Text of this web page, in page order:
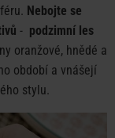
Nebojte se
- podzimní les
oranžové, hnědé a
období a vnášejí
stylu.